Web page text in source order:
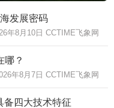
发展密码
年8月10日 CCTIME飞象网
哪？
年8月7日 CCTIME飞象网
备四大技术特征